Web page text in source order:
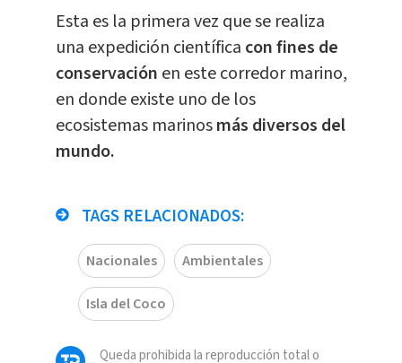
Esta es la primera vez que se realiza
una expedición científica con fines de
conservación en este corredor marino,
en donde existe uno de los
ecosistemas marinosmás diversos del
mundo.
TAGS RELACIONADOS:
Nacionales Ambientales
Isla del Coco
Queda prohibida la reproducción total o